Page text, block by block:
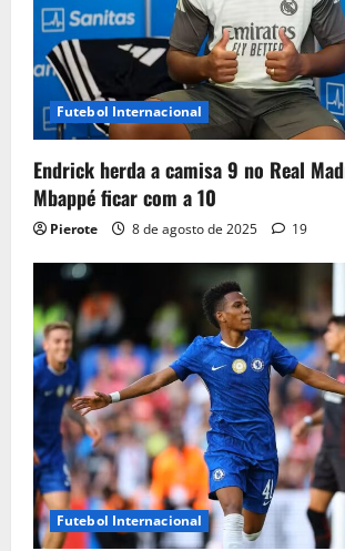
Futebol Internacional
Endrick herda a camisa 9 no Real
Mbappé ficar com a 10
Pierote 8 de agosto de 2025 19
Futebol Internacional